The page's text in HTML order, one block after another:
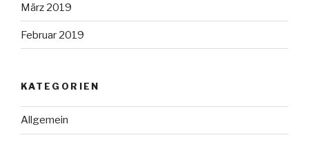
März 2019
Februar 2019
KATEGORIEN
Allgemein